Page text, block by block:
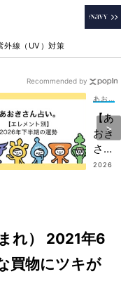
外線（UV）対策
【あ
おき
さん
占
下半
期の
「運
2026
Recommended by
れ） 2021年6
買物にツキが